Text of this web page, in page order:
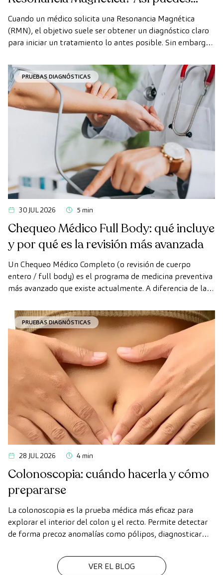
realizarte la prueba de forma rápida
como paciente privado
Cuando un médico solicita una Resonancia Magnética
(RMN), el objetivo suele ser obtener un diagnóstico claro
para iniciar un tratamiento lo antes posible. Sin embargo,
pueden demorarse más de lo deseado.
PRUEBAS DIAGNÓSTICAS
30 JUL 2026 5 min
Chequeo Médico Full Body: qué incluye
y por qué es la revisión más avanzada
Un Chequeo Médico Completo (o revisión de cuerpo
entero / full body) es el programa de medicina preventiva
más avanzado que existe actualmente. A diferencia de las
tecnología de diagnóstico por la imagen de última
generación para evaluar de forma exhaustiva el estado de
los órganos vitales, el sistema vascular y el cerebro antes
de que aparezcan los primeros síntomas.
PRUEBAS DIAGNÓSTICAS
28 JUL 2026 4 min
Colonoscopia: cuándo hacerla y cómo
prepararse
La colonoscopia es la prueba médica más eficaz para
explorar el interior del colon y el recto. Permite detectar
de forma precoz anomalías como pólipos, diagnosticar
VER EL BLOG